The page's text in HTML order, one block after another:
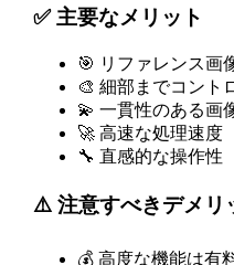
✅ 主要なメリット
🎯 リファレンス画
🎨 細部までコント
💫 一貫性のある画
🚀 高速な処理速度
🔧 直感的な操作性
⚠️ 注意すべきデメリ
💰 高度な機能は有